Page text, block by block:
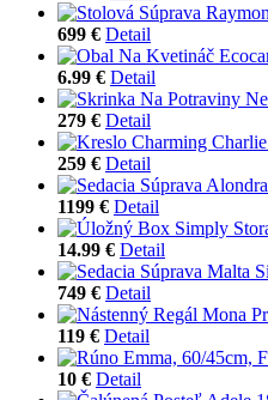
699 € Detail
6.99 € Detail
279 € Detail
259 € Detail
1199 € Detail
14.99 € Detail
749 € Detail
119 € Detail
10 € Detail